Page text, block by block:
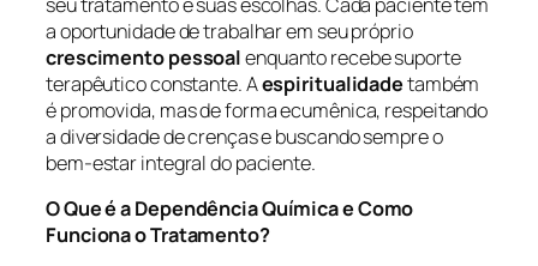
a oportunidade de trabalhar em seu próprio
crescimento pessoalenquanto recebe suporte
terapêutico constante. Aespiritualidadetambém
é promovida, mas de forma ecumênica, respeitando
a diversidade de crenças e buscando sempre o
bem-estar integral do paciente.
O Que é a Dependência Química e Como
Funciona o Tratamento?